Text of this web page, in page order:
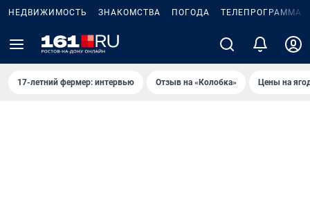
НЕДВИЖИМОСТЬ ЗНАКОМСТВА ПОГОДА ТЕЛЕПРОГРАММА
17-летний фермер: интервью Отзыв на «Колобка» Цены на